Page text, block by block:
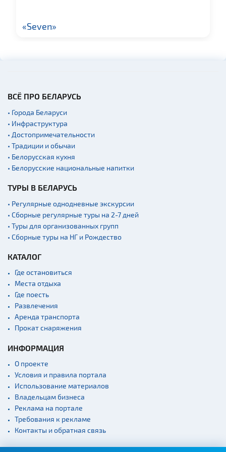
архитектура
Производства
Военная история
Мастер-классы
Квесты
Новости
Родовые усадьбы
Садово-парковая
архитектура
людям
Кладбище
Монастыри
Костелы
Театры
Концертные залы
Начало и окончание
экскурсий: г. Минск
Спортивные
сооружения
Веломаршруты
Аэропорты
«Seven»
ВСЁ ПРО БЕЛАРУСЬ
• Города Беларуси
• Инфраструктура
• Достопримечательности
• Традиции и обычаи
• Белорусская кухня
• Белорусские национальные напитки
ТУРЫ В БЕЛАРУСЬ
• Регулярные однодневные экскурсии
• Сборные регулярные туры на 2-7 дней
• Туры для организованных групп
• Сборные туры на НГ и Рождество
КАТАЛОГ
Где остановиться
Места отдыха
Где поесть
Развлечения
Аренда транспорта
Прокат снаряжения
ИНФОРМАЦИЯ
О проекте
Условия и правила портала
Использование материалов
Владельцам бизнеса
Реклама на портале
Требования к рекламе
Контакты и обратная связь